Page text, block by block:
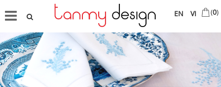
VI
EN (0)